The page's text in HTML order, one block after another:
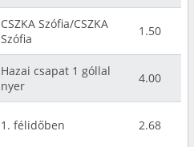
CSZKA Szófia/CSZKA
Szófia
1.50
Hazai csapat 1 góllal
nyer
4.00
1. félidőben 2.68